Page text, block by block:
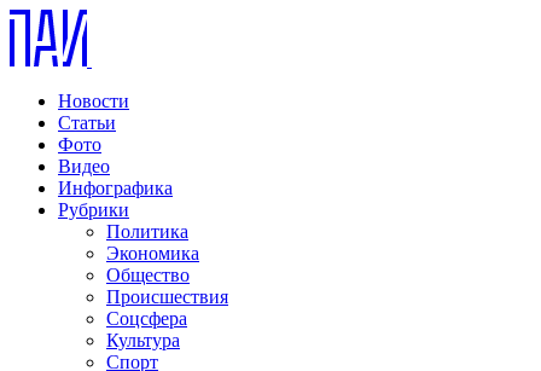
Новости
Статьи
Фото
Видео
Инфографика
Рубрики
Политика
Экономика
Общество
Происшествия
Соцсфера
Культура
Спорт